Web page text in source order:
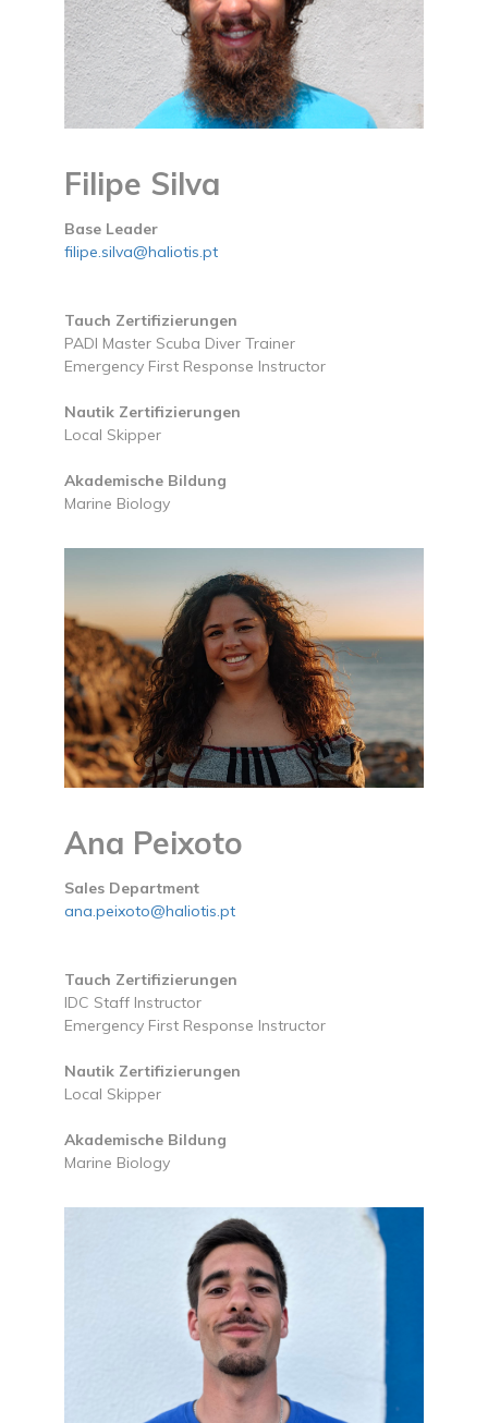
Filipe Silva
Base Leader
filipe.silva@haliotis.pt
Tauch Zertifizierungen
PADI Master Scuba Diver Trainer
Emergency First Response Instructor
Nautik Zertifizierungen
Local Skipper
Akademische Bildung
Marine Biology
Ana Peixoto
Sales Department
ana.peixoto@haliotis.pt
Tauch Zertifizierungen
IDC Staff Instructor
Emergency First Response Instructor
Nautik Zertifizierungen
Local Skipper
Akademische Bildung
Marine Biology